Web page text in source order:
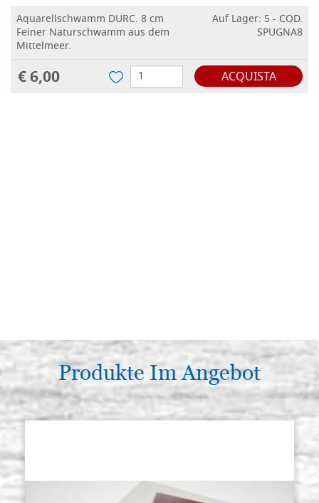
Aquarellschwamm DURC. 8 cm
Feiner Naturschwamm aus dem
Mittelmeer.
Auf Lager: 5 - COD.
SPUGNA8
€ 6,00 ACQUISTA
Produkte Im Angebot